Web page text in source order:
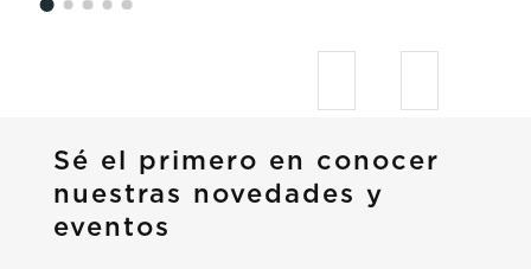
Sé el primero en conocer
nuestras novedades y
eventos